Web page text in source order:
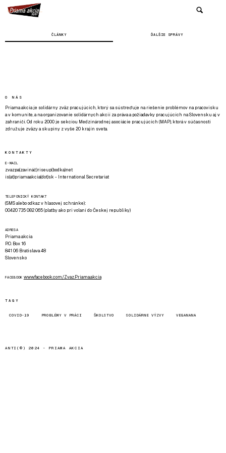
ČLÁNKY ĎALŠIE SPRÁVY
O NÁS
Priama akcia je solidárny zväz pracujúcich, ktorý sa sústreďuje na riešenie problémov na pracovisku
a v komunite, a na organizovanie solidárnych akcií za práva a požiadavky pracujúcich na Slovensku aj v
zahraničí. Od roku 2000 je sekciou Medzinárodnej asociácie pracujúcich (MAP), ktorá v súčasnosti
združuje zväzy a skupiny z vyše 20 krajín sveta.
KONTAKTY
E-MAIL
zvazpa(zavináč)riseup(bodka)net
is(at)priamaakcia(dot)sk - International Secretariat
TELEFONICKÝ KONTAKT
(SMS alebo odkaz v hlasovej schránke):
00420 735 082 065 (platby ako pri volaní do Českej republiky)
ADRESA
Priama akcia
P.O. Box 16
841 06 Bratislava 48
Slovensko
FACEBOOK www.facebook.com/Zvaz.Priama.akcia
TAGY
COVID-19 PROBLÉMY V PRÁCI ŠKOLSTVO SOLIDÁRNE VÝZVY VEGANANA
ANTI(©) 2024 - PRIAMA AKCIA